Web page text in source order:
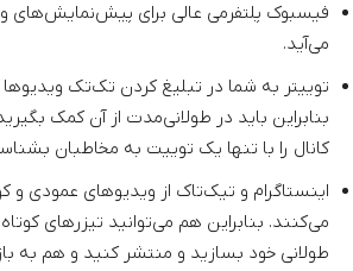
فیسبوک پلتفرمی عالی برای پیش‌نمایش‌های
می‌آید.
توییتر به شما در تبلیغ کردن تک‌تک ویدیوها
بنابراین باید در طولانی‌مدت از آن کمک
کانال را با تنها یک توییت به مخاطبان
اینستاگرام و تیک‌تاک از ویدیوهای عمودی و
می‌کنند. بنابراین هم می‌توانید تیزرهای
طولانی خود بسازید و منتشر کنید و هم به